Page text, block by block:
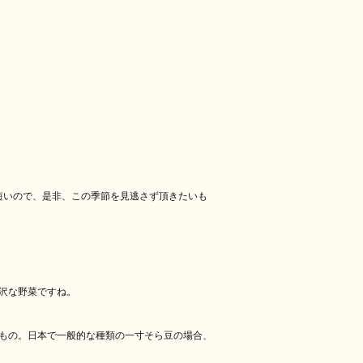
ので、是非、この季節を見逃さず頂きたいも
な野菜ですね。
の。日本で一般的な種類の一寸そら豆の場合、